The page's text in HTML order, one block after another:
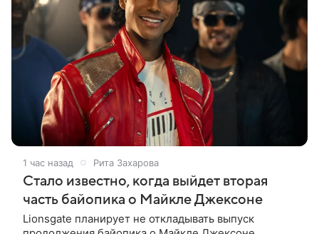
1 час назад Рита Захарова
Стало известно, когда выйдет вторая
часть байопика о Майкле Джексоне
Lionsgate планирует не откладывать выпуск